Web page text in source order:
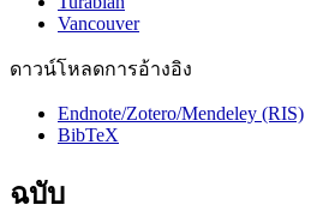
Vancouver
ดาวน์โหลดการอ้างอิง
Endnote/Zotero/Mendeley (RIS)
BibTeX
ฉบับ